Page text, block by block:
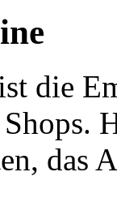
die
Shops.
das